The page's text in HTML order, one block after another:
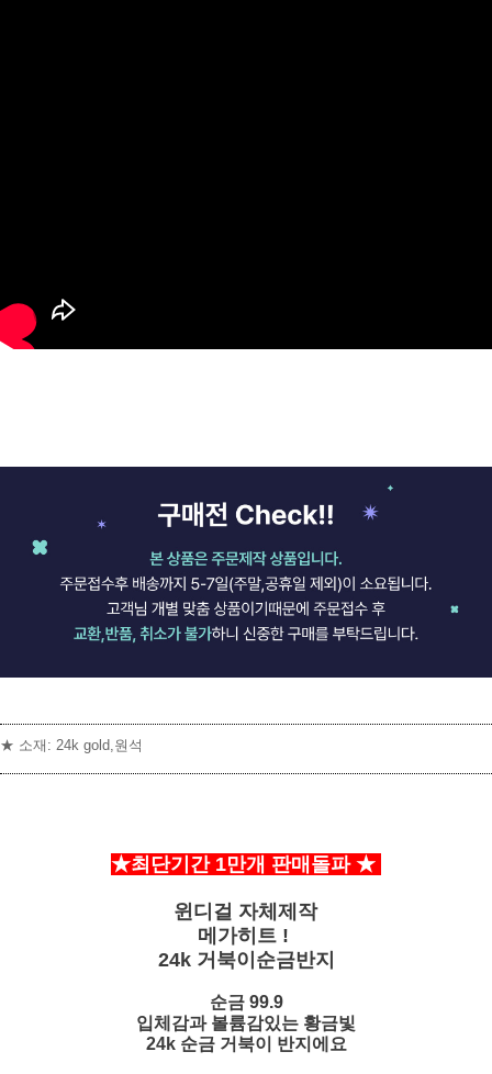
★ 소재: 24k gold,원석
★최단기간 1만개 판매돌파 ★
윈디걸 자체제작
메가히트 !
24k 거북이순금반지
순금 99.9
입체감과 볼륨감있는 황금빛
24k 순금 거북이 반지에요